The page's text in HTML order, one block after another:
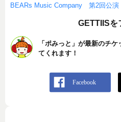
BEARs Music Company 第2回公演
GETTIISを
「ポみっと」が最新のチ
てくれます！